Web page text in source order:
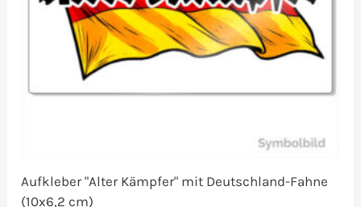
Aufkleber "Alter Kämpfer" mit Deutschland-Fahne
(10x6,2 cm)